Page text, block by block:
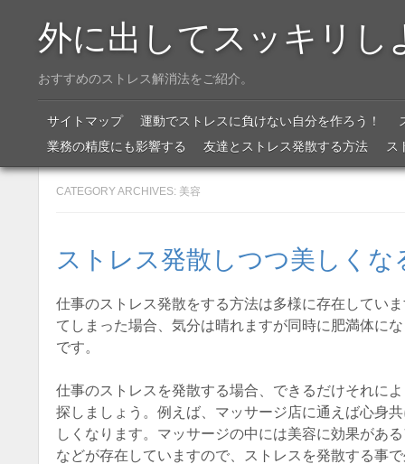
外に出してスッキリし
おすすめのストレス解消法をご紹介。
Menu
SKIP TO CONTENT
サイトマップ 運動でストレスに負けない自分を作ろう！
業務の精度にも影響する
友達とストレス発散する方法 ス
CATEGORY ARCHIVES: 美容
ストレス発散しつつ美しくな
仕事のストレス発散をする方法は多様に存在してい
てしまった場合、気分は晴れますが同時に肥満体に
です。
仕事のストレスを発散する場合、できるだけそれに
探しましょう。例えば、マッサージ店に通えば心身
しくなります。マッサージの中には美容に効果があ
などが存在していますので、ストレスを発散する事